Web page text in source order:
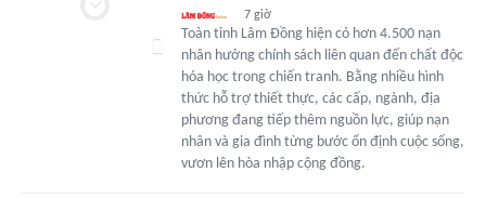
7 giờ
Toàn tỉnh Lâm Đồng hiện có hơn 4.500 nạn
nhân hưởng chính sách liên quan đến chất độc
hóa học trong chiến tranh. Bằng nhiều hình
thức hỗ trợ thiết thực, các cấp, ngành, địa
phương đang tiếp thêm nguồn lực, giúp nạn
nhân và gia đình từng bước ổn định cuộc sống,
vươn lên hòa nhập cộng đồng.